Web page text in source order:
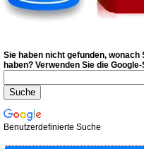
Sie haben nicht gefunden, wonach
haben? Verwenden Sie die
Benutzerdefinierte Suche